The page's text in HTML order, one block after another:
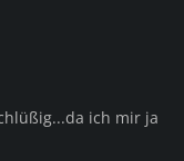
ich mir ja